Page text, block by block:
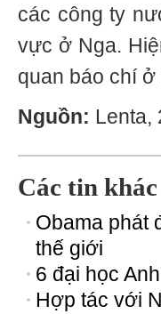
các công ty
vực ở Nga.
quan báo chí
Nguồn: Lenta,
Các tin khác
Obama phát
thế giới
6 đại học
Hợp tác với